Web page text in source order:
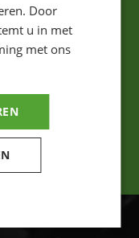
Door
u in met
met ons